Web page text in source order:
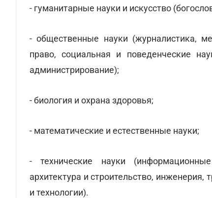
- гуманитарные науки и искусство
- общественные науки (журналистика,
право, социальная и поведенческие
администрирование);
- биология и охрана здоровья;
- математические и естественные науки;
- технические науки
архитектура и строительство, инженерия,
и технологии).